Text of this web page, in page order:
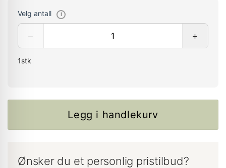
Velg antall i
+
1stk
Legg i handlekurv
Ønsker du et personlig pristilbud?